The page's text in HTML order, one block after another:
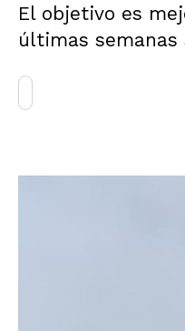
El objetivo es
últimas